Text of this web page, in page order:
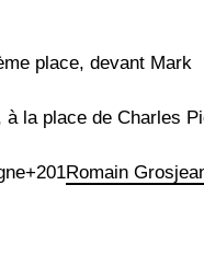
place, devant Mark
la place de Charles
Romain